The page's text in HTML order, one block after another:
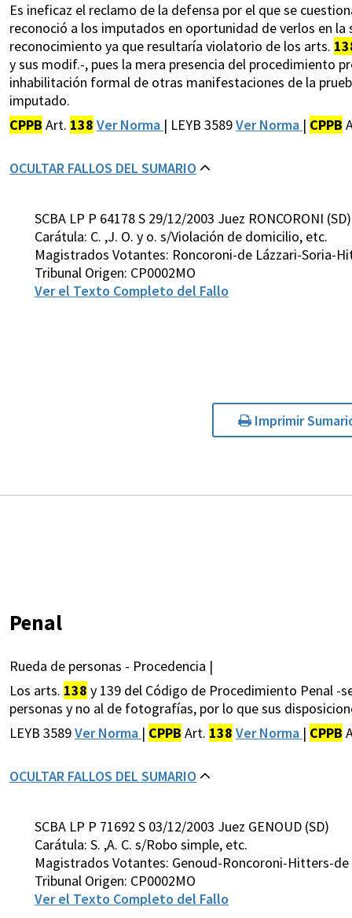
Es ineficaz el reclamo de la defensa por el que se
reconoció a los imputados en oportunidad de verlos en
reconocimiento ya que resultaría violatorio de los arts.
y sus modif.-, pues la mera presencia del procedimiento
inhabilitación formal de otras manifestaciones de la
imputado.
CPPB Art. 138 Ver Norma | LEYB 3589Ver Norma | CPPB
OCULTAR FALLOS DEL SUMARIO
SCBA LP P 64178 S 29/12/2003 Juez RONCORONI (SD)
Carátula: C. ,J. O. y o. s/Violación de domicilio, etc.
Magistrados Votantes: Roncoroni-de Lázzari-Soria-
Tribunal Origen: CP0002MO
Ver el Texto Completo del Fallo
Imprimir
Penal
Rueda de personas - Procedencia |
Los arts. 138 y 139 del Código de Procedimiento Penal -
personas y no al de fotografías, por lo que sus
LEYB 3589Ver Norma | CPPB Art. 138 Ver Norma | CPPB
OCULTAR FALLOS DEL SUMARIO
SCBA LP P 71692 S 03/12/2003 Juez GENOUD (SD)
Carátula: S. ,A. C. s/Robo simple, etc.
Magistrados Votantes: Genoud-Roncoroni-Hitters-
Tribunal Origen: CP0002MO
Ver el Texto Completo del Fallo